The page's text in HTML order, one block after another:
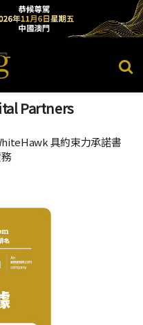
Partners
具約束力承諾書